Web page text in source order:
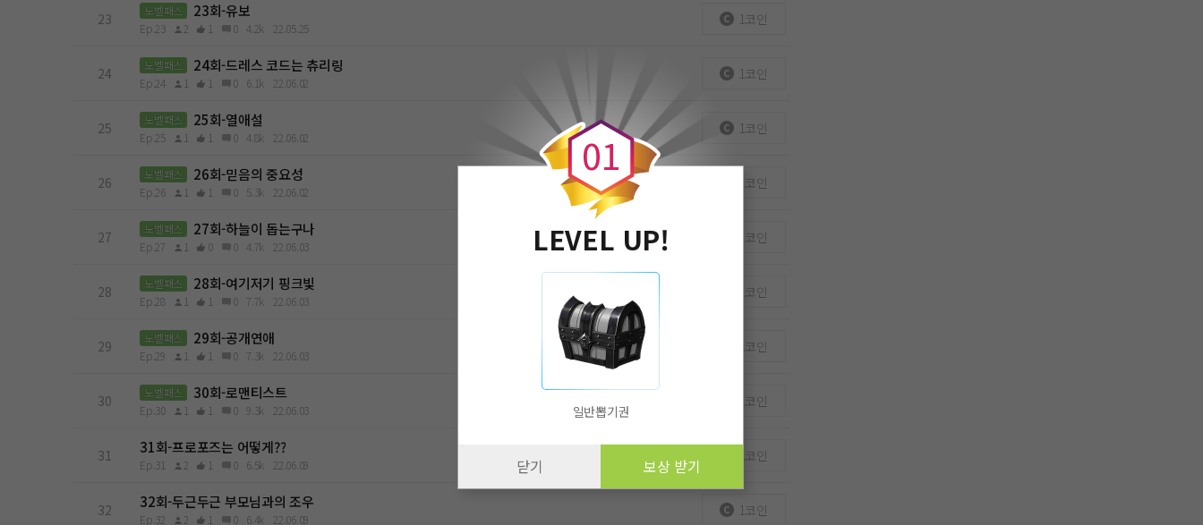
23 노벨패스 23회-유보
Ep.23 2 1 0 4.2k 22.05.25
1코인
24 노벨패스 24회-드레스 코드는 츄리링
Ep.24 1 1 0 6.1k 22.06.02
1코인
25 노벨패스 25회-열애설
Ep.25 1 1 0 4.8k 22.06.02
1코인
26 노벨패스 26회-믿음의 중요성
Ep.26 1 1 0 5.3k 22.06.02
1코인
27 노벨패스 27회-하늘이 돕는구나
Ep.27 1 0 0 4.7k 22.06.03
1코인
28 노벨패스 28회-여기저기 핑크빛
Ep.28 1 1 0 7.7k 22.06.03
1코인
29 노벨패스 29회-공개연애
Ep.29 1 1 0 7.3k 22.06.03
1코인
30 노벨패스 30회-로맨티스트
Ep.30 1 1 0 9.3k 22.06.03
1코인
31 31회-프로포즈는 어떻게??
Ep.31 2 1 0 6.5k 22.06.09
1코인
32 32회-두근두근 부모님과의 조우
Ep.32 2 1 0 6.4k 22.06.09
1코인
0
0
1
LEVEL UP!
일반뽑기권
닫기 보상 받기